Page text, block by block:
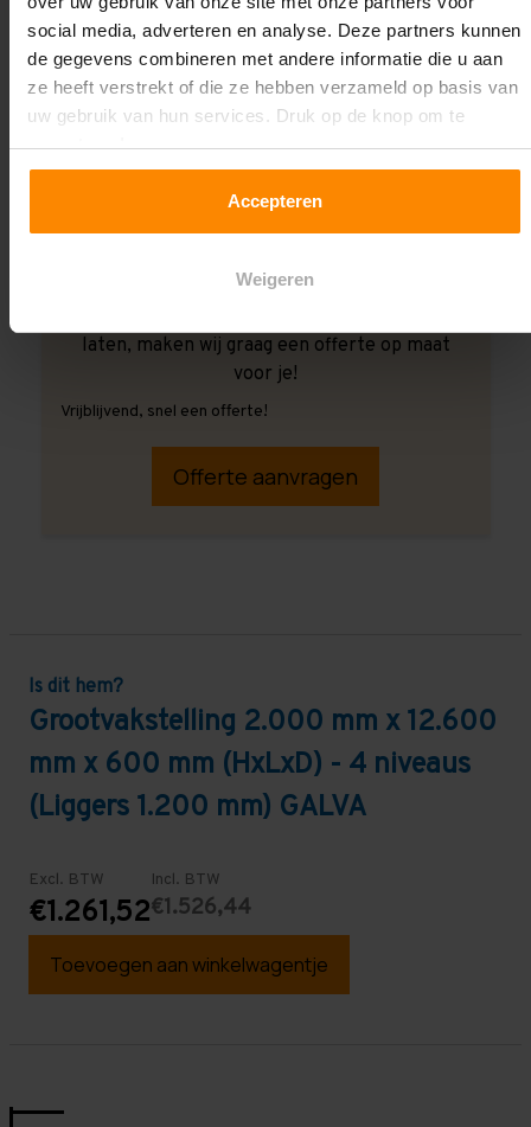
social media, adverteren en analyse. Deze partners kunnen
de gegevens combineren met andere informatie die u aan
ze heeft verstrekt of die ze hebben verzameld op basis van
uw gebruik van hun services. Druk op de knop om te
accepteren!
Accepteren
Weigeren
laten, maken wij graag een offerte op maat
voor je!
Vrijblijvend, snel een offerte!
Offerte aanvragen
Is dit hem?
Grootvakstelling 2.000 mm x 12.600
mm x 600 mm (HxLxD) - 4 niveaus
(Liggers 1.200 mm) GALVA
Excl. BTW
€1.261,52
Incl. BTW
€1.526,44
Toevoegen aan winkelwagentje